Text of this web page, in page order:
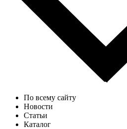
По всему сайту
Новости
Статьи
Каталог